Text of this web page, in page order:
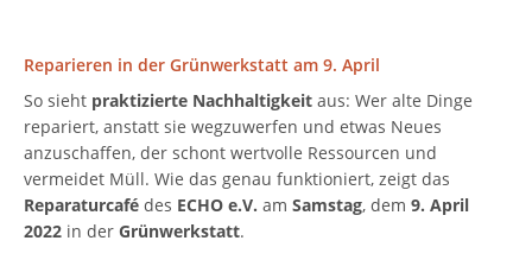
Reparieren in der Grünwerkstatt am 9. April
So sieht praktizierte Nachhaltigkeit aus: Wer alte Dinge
repariert, anstatt sie wegzuwerfen und etwas Neues
anzuschaffen, der schont wertvolle Ressourcen und
vermeidet Müll. Wie das genau funktioniert, zeigt das
Reparaturcafé des ECHO e.V. am Samstag, dem 9. April
2022 in der Grünwerkstatt.